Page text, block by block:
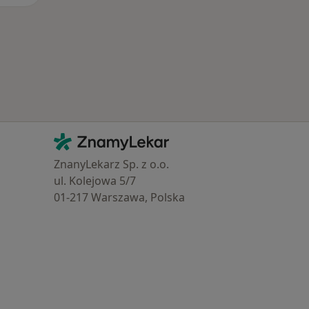
Kontakt
ZnamyLekar - Hlavní stránka
ZnanyLekarz Sp. z o.o.
ul. Kolejowa 5/7
01-217 Warszawa, Polska